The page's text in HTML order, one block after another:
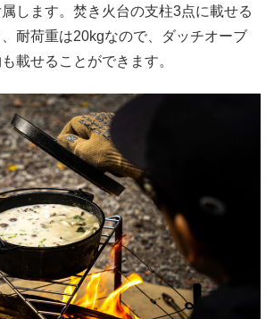
します。焚き火台の支柱3点に載せる
耐荷重は20kgなので、ダッチオーブ
載せることができます。